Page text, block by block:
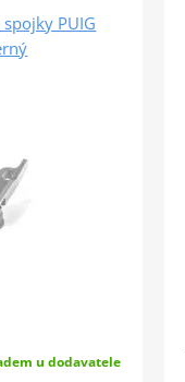
PUIG
u dodavatele